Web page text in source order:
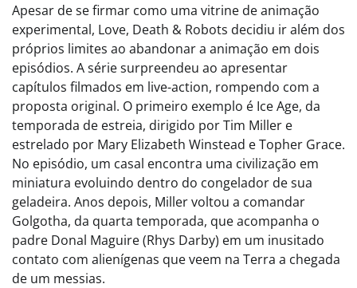
Apesar de se firmar como uma vitrine de animação
experimental, Love, Death & Robots decidiu ir além dos
próprios limites ao abandonar a animação em dois
episódios. A série surpreendeu ao apresentar
capítulos filmados em live-action, rompendo com a
proposta original. O primeiro exemplo é Ice Age, da
temporada de estreia, dirigido por Tim Miller e
estrelado por Mary Elizabeth Winstead e Topher Grace.
No episódio, um casal encontra uma civilização em
miniatura evoluindo dentro do congelador de sua
geladeira. Anos depois, Miller voltou a comandar
Golgotha, da quarta temporada, que acompanha o
padre Donal Maguire (Rhys Darby) em um inusitado
contato com alienígenas que veem na Terra a chegada
de um messias.